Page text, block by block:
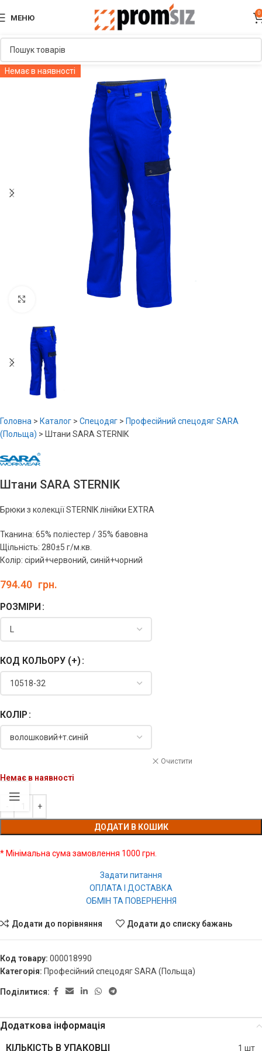
МЕНЮ
0
Немає в наявності
Головна > Каталог > Спецодяг > Професійний спецодяг SARA
(Польща) > Штани SARA STERNIK
Штани SARA STERNIK
Брюки з колекції STERNIK лінійки EXTRA
Тканина: 65% поліестер / 35% бавовна
Щільність: 280±5 г/м.кв.
Колір: сірий+червоний, синій+чорний
794.40 грн.
РОЗМІРИ
КОД КОЛЬОРУ (+)
КОЛІР
Очистити
Немає в наявності
ДОДАТИ В КОШИК
* Мінімальна сума замовлення 1000 грн.
Задати питання
ОПЛАТА І ДОСТАВКА
ОБМІН ТА ПОВЕРНЕННЯ
Додати до порівняння Додати до списку бажань
Код товару: 000018990
Категорія: Професійний спецодяг SARA (Польща)
Поділитися:
Додаткова інформація
КІЛЬКІСТЬ В УПАКОВЦІ
1 шт